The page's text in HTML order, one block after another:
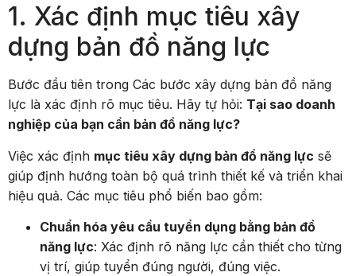
1. Xác định mục tiêu xây
dựng bản đồ năng lực
Bước đầu tiên trong Các bước xây dựng bản đồ năng
lực là xác định rõ mục tiêu. Hãy tự hỏi: Tại sao doanh
nghiệp của bạn cần bản đồ năng lực?
Việc xác định mục tiêu xây dựng bản đồ năng lực sẽ
giúp định hướng toàn bộ quá trình thiết kế và triển khai
hiệu quả. Các mục tiêu phổ biến bao gồm:
Chuẩn hóa yêu cầu tuyển dụng bằng bản đồ
năng lực: Xác định rõ năng lực cần thiết cho từng
vị trí, giúp tuyển đúng người, đúng việc.